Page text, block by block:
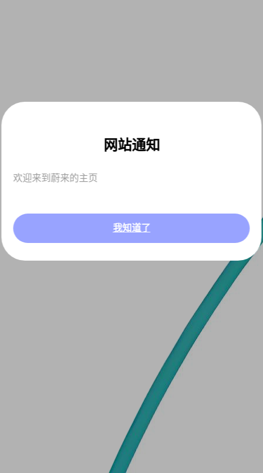
网站通知
欢迎来到蔚来的主页
我知道了